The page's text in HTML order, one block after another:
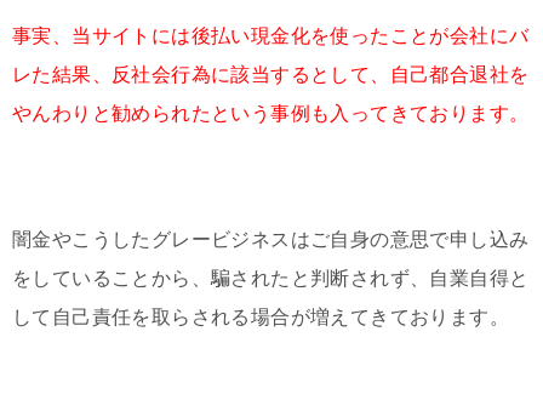
事実、当サイトには後払い現金化を使ったことが会社にバ
レた結果、反社会行為に該当するとして、自己都合退社を
やんわりと勧められたという事例も入ってきております。
闇金やこうしたグレービジネスはご自身の意思で申し込み
をしていることから、騙されたと判断されず、自業自得と
して自己責任を取らされる場合が増えてきております。